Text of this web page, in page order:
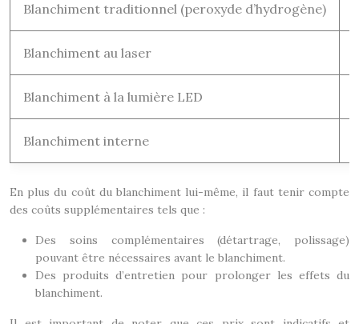
Blanchiment traditionnel (peroxyde d’hydrogène)
Blanchiment au laser
Blanchiment à la lumière LED
Blanchiment interne
En plus du coût du blanchiment lui-même, il faut tenir compte
des coûts supplémentaires tels que :
Des soins complémentaires (détartrage, polissage)
pouvant être nécessaires avant le blanchiment.
Des produits d’entretien pour prolonger les effets du
blanchiment.